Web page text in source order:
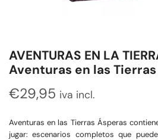
AVENTURAS EN LA
Aventuras en las
€29,95 iva incl.
Aventuras en las Tierras Ásperas
jugar: escenarios completos que